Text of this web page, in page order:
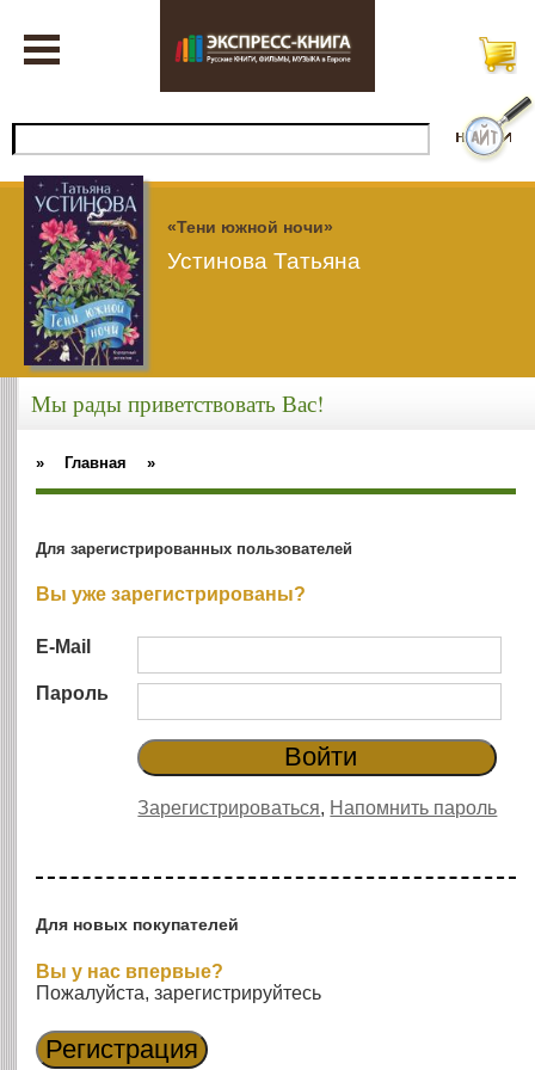
«Тени южной ночи»
Устинова Татьяна
Мы рады приветствовать Вас!
» Главная »
Для зарегистрированных пользователей
Вы уже зарегистрированы?
E-Mail
Пароль
Зарегистрироваться, Напомнить пароль
Для новых покупателей
Вы у нас впервые?
Пожалуйста, зарегистрируйтесь